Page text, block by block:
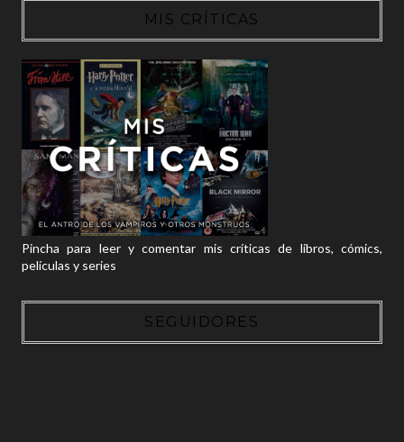
MIS CRÍTICAS
Pincha para leer y comentar mis críticas de libros, cómics,
películas y series
SEGUIDORES